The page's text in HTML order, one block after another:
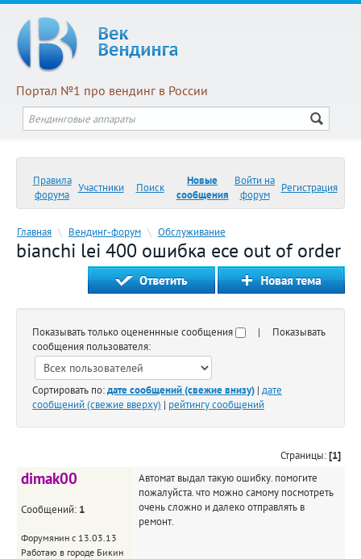
Портал №1 про вендинг в России
Правила
форума
Участники Поиск
Новые
сообщения
Войти на
форум
Регистрация
Главная \ Вендинг-форум \ Обслуживание
bianchi lei 400 ошибка ece out of order
Показывать только оцененнные сообщения
| Показывать
сообщения пользователя:
Сортировать по:дате сообщений (свежие внизу) | дате
сообщений (свежие вверху) | рейтингу сообщений
Страницы:[1]
dimak00
Сообщений: 1
Форумянин с 13.03.13
Работаю в городе Бикин
Автомат выдал такую ошибку. помогите
пожалуйста. что можно самому посмотреть
очень сложно и далеко отправлять в
ремонт.